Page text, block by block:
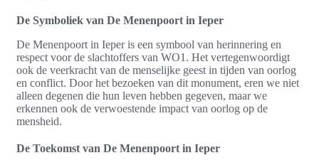
De Symboliek van De Menenpoort in Ieper
De Menenpoort in Ieper is een symbool van herinnering en
respect voor de slachtoffers van WO1. Het vertegenwoordigt
ook de veerkracht van de menselijke geest in tijden van oorlog
en conflict. Door het bezoeken van dit monument, eren we niet
alleen degenen die hun leven hebben gegeven, maar we
erkennen ook de verwoestende impact van oorlog op de
mensheid.
De Toekomst van De Menenpoort in Ieper